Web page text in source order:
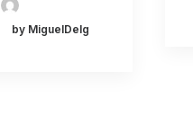
by MiguelDelg